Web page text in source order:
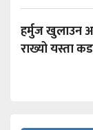
हर्मुज खुलाउन
राख्यो यस्ता